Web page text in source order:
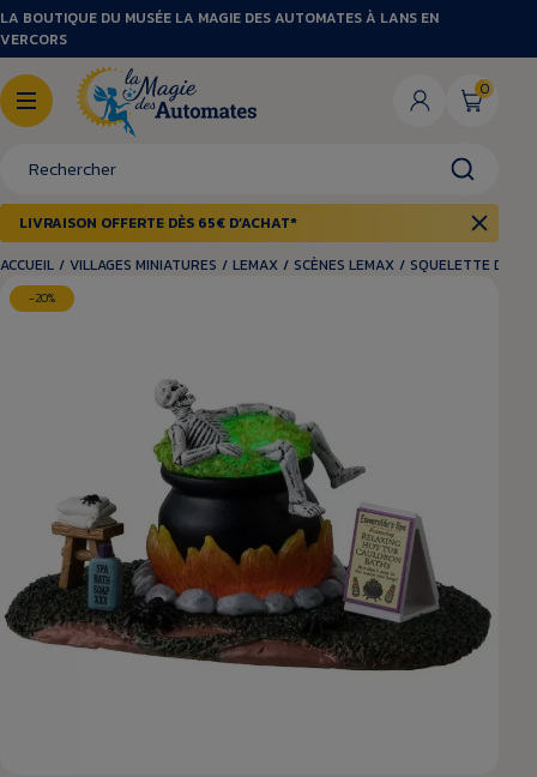
LA BOUTIQUE DU MUSÉE LA MAGIE DES AUTOMATES À LANS EN
VERCORS
0
LIVRAISON OFFERTE DÈS 65€ D’ACHAT*
ACCUEIL / VILLAGES MINIATURES / LEMAX / SCÈNES LEMAX / SQUELETTE DANS
-20%